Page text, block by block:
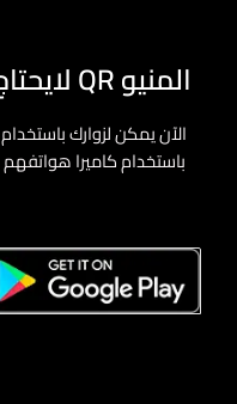
المنيو QR لايحتاج الي تطبيق من المتجر
باستخدام كاميرا